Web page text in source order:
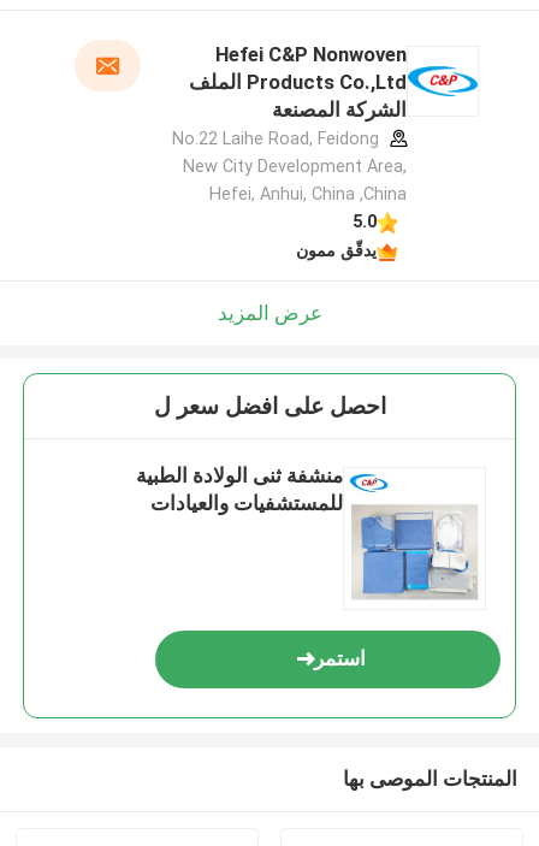
Hefei C&P Nonwoven
Products Co.,Ltd الملف
الشركة المصنعة
No.22 Laihe Road, Feidong
New City Development Area,
Hefei, Anhui, China ,China
5.0
يدقّق ممون
عرض المزيد
احصل على افضل سعر ل
منشفة ثنى الولادة الطبية
للمستشفيات والعيادات
استمر
المنتجات الموصى بها